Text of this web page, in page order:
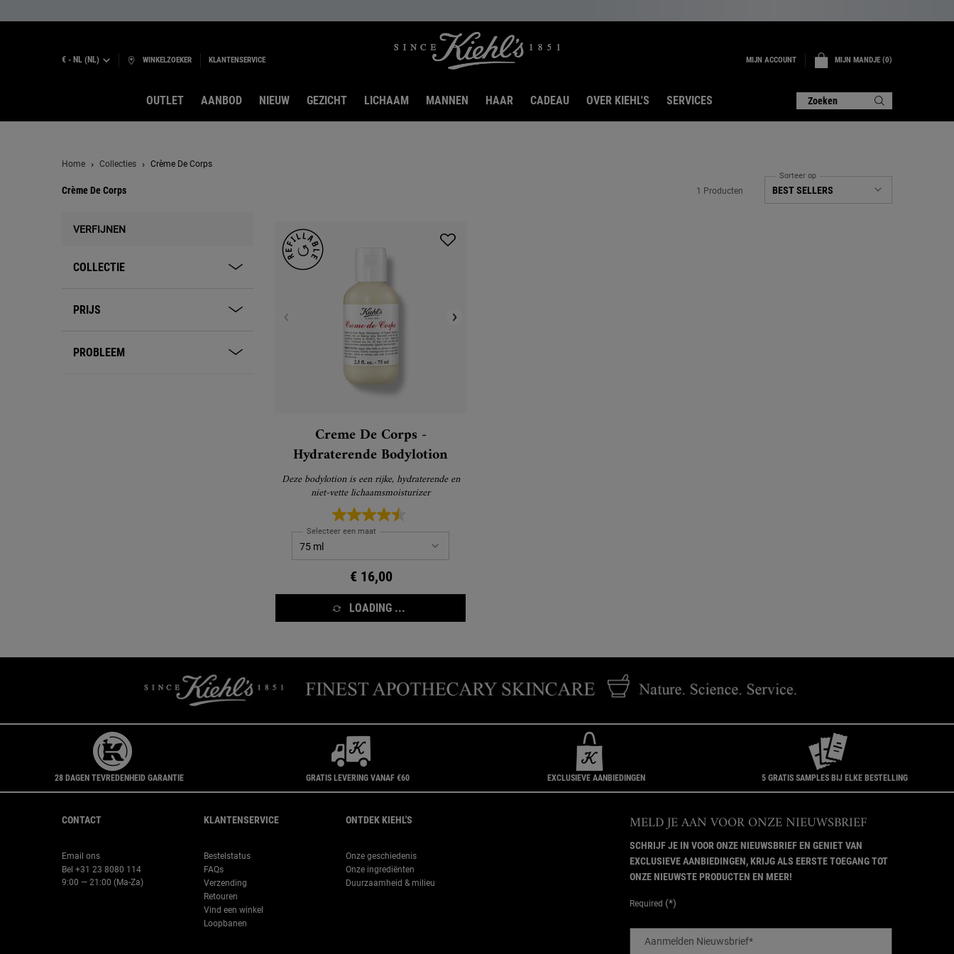
€ - NL (NL) WINKELZOEKER KLANTENSERVICE MIJN ACCOUNT MIJN MANDJE 0
0 PRODUCT
OUTLET AANBOD NIEUW GEZICHT LICHAAM MANNEN HAAR CADEAU OVER KIEHL'S SERVICES Zoeken
Home Collecties Crème De Corps
Crème De Corps 1 Producten
Sorteer op
VERFIJNEN
COLLECTIE
PRIJS
PROBLEEM
Creme De Corps -
Hydraterende Bodylotion
Deze bodylotion is een rijke, hydraterende en
niet-vette lichaamsmoisturizer
Selecteer een maat
€ 16,00
LOADING ...
28 DAGEN TEVREDENHEID GARANTIE GRATIS LEVERING VANAF €60 EXCLUSIEVE AANBIEDINGEN 5 GRATIS SAMPLES BIJ ELKE BESTELLING
CONTACT
Email ons
Bel +31 23 8080 114
9:00 — 21:00 (Ma-Za)
KLANTENSERVICE
Bestelstatus
FAQs
Verzending
Retouren
Vind een winkel
Loopbanen
ONTDEK KIEHL'S
Onze geschiedenis
Onze ingrediënten
Duurzaamheid & milieu
MELD JE AAN VOOR ONZE NIEUWSBRIEF
SCHRIJF JE IN VOOR ONZE NIEUWSBRIEF EN GENIET VAN
EXCLUSIEVE AANBIEDINGEN, KRIJG ALS EERSTE TOEGANG TOT
ONZE NIEUWSTE PRODUCTEN EN MEER!
Required (*)
Aanmelden Nieuwsbrief*